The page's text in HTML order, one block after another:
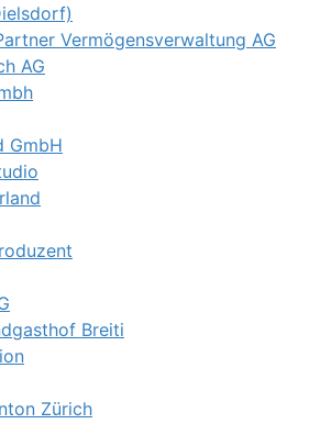
Vermögensverwaltung AG
AG
GmbH
Breiti
Zürich